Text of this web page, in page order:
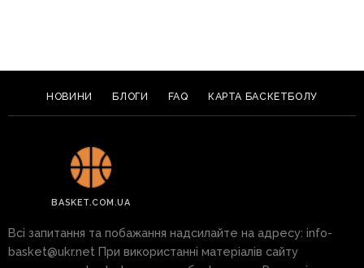
НОВИНИ БЛОГИ FAQ КАРТА БАСКЕТБОЛУ
BASKET.COM.UA
Всі запитання та побажання надсилайте на адресу: info-
basket@ukr.net При використанні матеріалів сайту